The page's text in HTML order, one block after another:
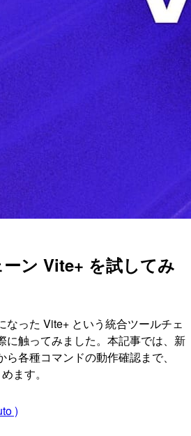
ン Vite+ を試してみ
なった Vite+ という統合ツールチェ
に触ってみました。本記事では、新
各種コマンドの動作確認まで、
ます。
)